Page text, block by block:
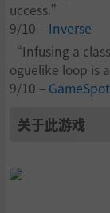
uccess.”
9/10 – Inverse
“Infusing a
oguelike loop is
9/10 – GameSpot
关于此游戏